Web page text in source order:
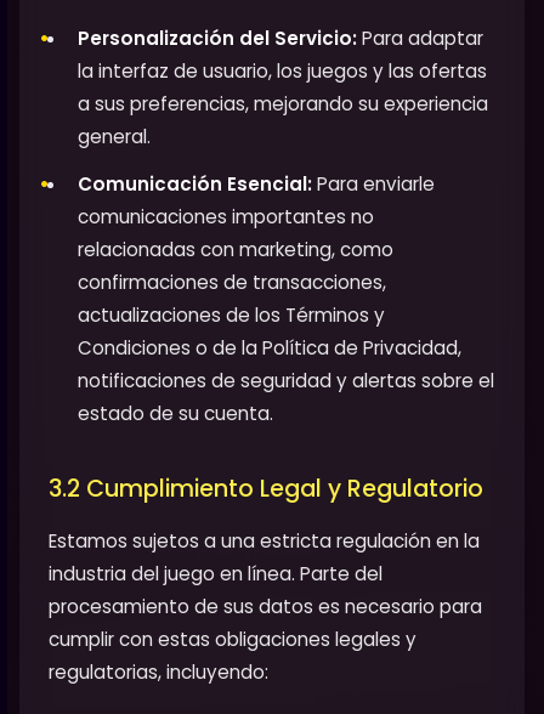
Personalización del Servicio:Para adaptar
la interfaz de usuario, los juegos y las ofertas
a sus preferencias, mejorando su experiencia
general.
Comunicación Esencial:Para enviarle
comunicaciones importantes no
relacionadas con marketing, como
confirmaciones de transacciones,
actualizaciones de los Términos y
Condiciones o de la Política de Privacidad,
notificaciones de seguridad y alertas sobre el
estado de su cuenta.
3.2 Cumplimiento Legal y Regulatorio
Estamos sujetos a una estricta regulación en la
industria del juego en línea. Parte del
procesamiento de sus datos es necesario para
cumplir con estas obligaciones legales y
regulatorias, incluyendo: